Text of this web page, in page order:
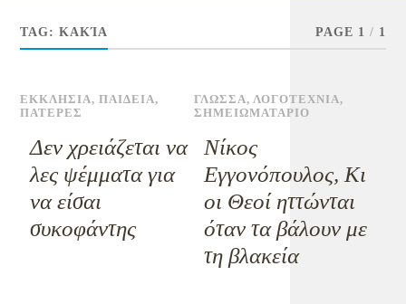
TAG:ΚΑΚΊΑ PAGE 1 / 1
ΕΚΚΛΗΣΙΑ,ΠΑΙΔΕΙΑ,
ΠΑΤΕΡΕΣ
Δεν χρειάζεται να
λες ψέμματα για
να είσαι
συκοφάντης
ΓΛΩΣΣΑ, ΛΟΓΟΤΕΧΝΙΑ,
ΣΗΜΕΙΩΜΑΤΑΡΙΟ
Νίκος
Εγγονόπουλος, Κι
οι Θεοί ηττώνται
όταν τα βάλουν με
τη βλακεία